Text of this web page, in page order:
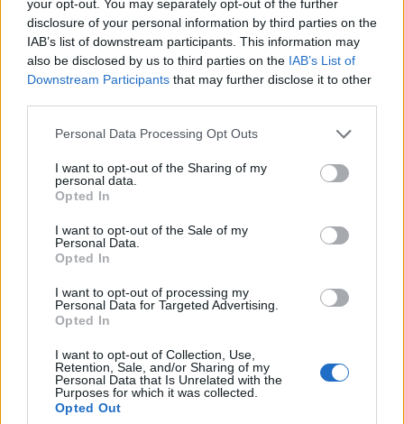
your opt-out. You may separately opt-out of the further
disclosure of your personal information by third parties on the
IAB’s list of downstream participants. This information may
also be disclosed by us to third parties on the IAB’s List of
Downstream Participants that may further disclose it to other
Personal Data Processing Opt Outs
I want to opt-out of the Sharing of my
personal data.
Opted In
I want to opt-out of the Sale of my
Personal Data.
Opted In
I want to opt-out of processing my
Personal Data for Targeted Advertising.
Opted In
I want to opt-out of Collection, Use,
Retention, Sale, and/or Sharing of my
Personal Data that Is Unrelated with the
Purposes for which it was collected.
Opted Out
ΕΙΔΗΣΕΙΣ 07 Αυγούστου 2026 09:20
Γιατροί προσπαθούν να προστατεύσουν ασθενή την
ώρα του σεισμού στο χειρουργείο – Συγκλονιστικό
ΔΙΑΤΡΟΦΗ 07 Αυγούστου 2026
Διατροφολόγοι: Γιατί να πείτε όχι στις δίαιτες του
ίντερνετ – «Η διαιτολογία δεν είναι lifestyle»